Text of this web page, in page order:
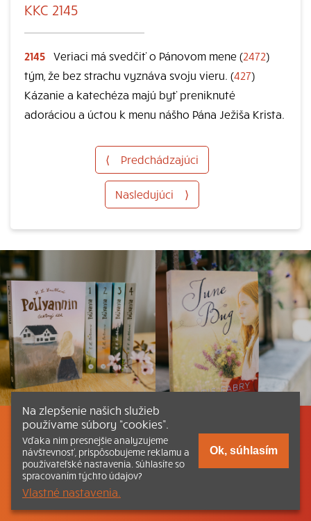
KKC 2145
2145 Veriaci má svedčiť o Pánovom mene (2472)
tým, že bez strachu vyznáva svoju vieru. (427)
Kázanie a katechéza majú byť preniknuté
adoráciou a úctou k menu nášho Pána Ježiša Krista.
⟨ Predchádzajúci
Nasledujúci ⟩
Listovať Obsah Dokumenty a články
Kontakt Tlačená verzia Katechizmu
© 2026 katechizmus.sk |
funguje aj vďaka kresťanskému kníhkupectvu
Na zlepšenie našich služieb
používame súbory “cookies”.
Vďaka nim presnejšie analyzujeme
návštevnosť, prispôsobujeme reklamu a
používateľské nastavenia. Súhlasíte so
spracovaním týchto údajov?
Vlastné nastavenia.
Ok, súhlasím